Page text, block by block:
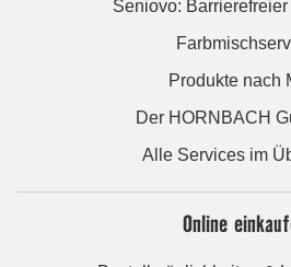
Seniovo:
Produkte nach
Der HORNBACH
Alle Services im
Online